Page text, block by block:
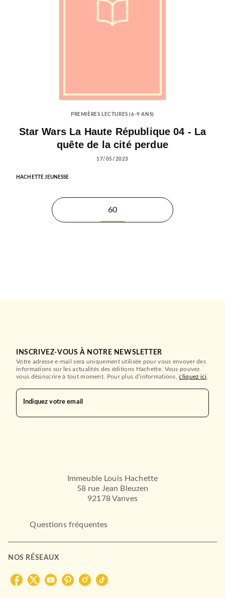
PREMIÈRES LECTURES (6-9 ANS)
Star Wars La Haute République 04 - La
quête de la cité perdue
17/05/2023
HACHETTE JEUNESSE
60
INSCRIVEZ-VOUS À NOTRE NEWSLETTER
Votre adresse e-mail sera uniquement utilisée pour vous envoyer des
informations sur les actualités des éditions Hachette. Vous pouvez
vous désinscrire à tout moment. Pour plus d’informations,cliquez ici
Indiquez votre email
Immeuble Louis Hachette
58 rue Jean Bleuzen
92178 Vanves
Questions fréquentes
NOS RÉSEAUX